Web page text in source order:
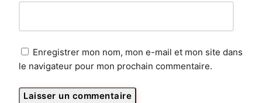
Enregistrer mon nom, mon e-mail et mon site dans
le navigateur pour mon prochain commentaire.